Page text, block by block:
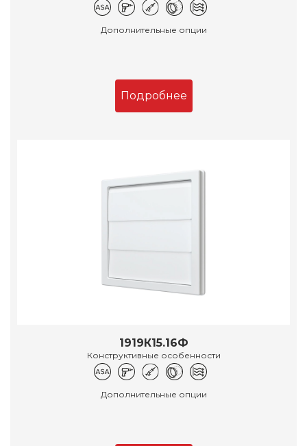
Дополнительные опции
Подробнее
1919К15.16Ф
Конструктивные особенности
Дополнительные опции